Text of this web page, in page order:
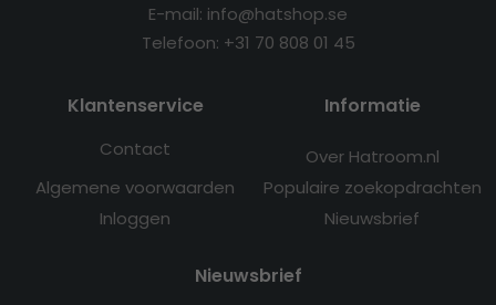
E-mail: info@hatshop.se
Telefoon: +31 70 808 01 45
Klantenservice
Contact
Algemene voorwaarden
Inloggen
Informatie
Over Hatroom.nl
Populaire zoekopdrachten
Nieuwsbrief
Nieuwsbrief